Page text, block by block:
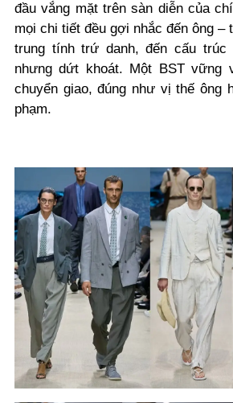
đầu vắng mặt trên sàn diễn của
mọi chi tiết đều gợi nhắc đến ông –
trung tính trứ danh, đến cấu trúc
nhưng dứt khoát. Một BST vững
chuyển giao, đúng như vị thế ông
phạm.